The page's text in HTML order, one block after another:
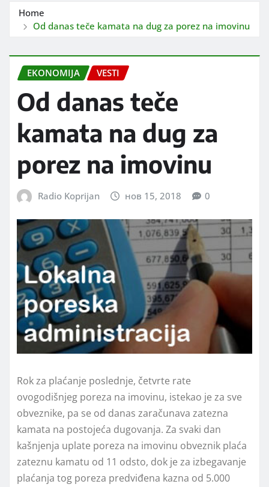
Home
Od danas teče kamata na dug za porez na imovinu
EKONOMIJA VESTI
Od danas teče
kamata na dug za
porez na imovinu
Radio Koprijan нов 15, 2018 0
Rok za plaćanje poslednje, četvrte rate
ovogodišnjeg poreza na imovinu, istekao je za sve
obveznike, pa se od danas zaračunava zatezna
kamata na postojeća dugovanja. Za svaki dan
kašnjenja uplate poreza na imovinu obveznik plaća
zateznu kamatu od 11 odsto, dok je za izbegavanje
plaćanja tog poreza predviđena kazna od 5.000